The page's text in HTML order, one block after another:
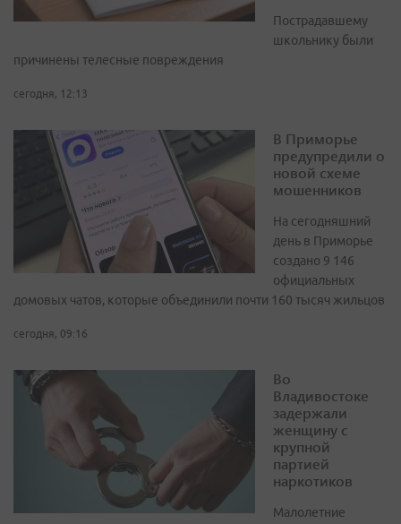
Пострадавшему
школьнику были
причинены телесные повреждения
сегодня, 12:13
В Приморье
предупредили о
новой схеме
мошенников
На сегодняшний
день в Приморье
создано 9 146
официальных
домовых чатов, которые объединили почти 160 тысяч жильцов
сегодня, 09:16
Во
Владивостоке
задержали
женщину с
крупной
партией
наркотиков
Малолетние